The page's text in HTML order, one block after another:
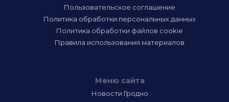
Пользовательское соглашение
Политика обработки персональных данных
Политика обработки файлов cookie
Правила использования материалов
Меню сайта
Новости Гродно